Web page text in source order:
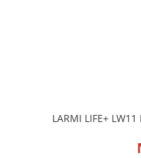
LARMI LIFE+